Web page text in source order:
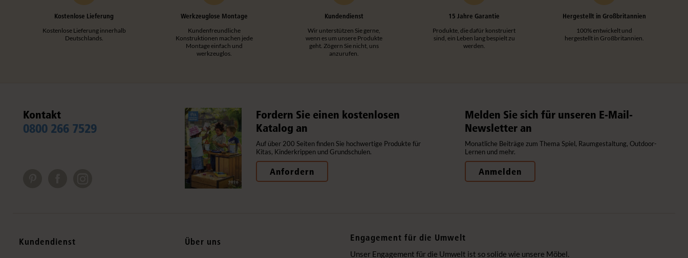
Kostenlose Lieferung
Kostenlose Lieferung innerhalb
Deutschlands.
Werkzeuglose Montage
Kundenfreundliche
Konstruktionen machen jede
Montage einfach und
werkzeuglos.
Kundendienst
Wir unterstützen Sie gerne,
wenn es um unsere Produkte
geht. Zögern Sie nicht, uns
anzurufen.
15 Jahre Garantie
Produkte, die dafür konstruiert
sind, ein Leben lang bespielt zu
werden.
Hergestellt in Großbritannien
100% entwickelt und
hergestellt in Großbritannien.
Kontakt
0800 266 7529
Fordern Sie einen kostenlosen
Katalog an
Auf über 200 Seiten finden Sie hochwertige Produkte für
Kitas, Kinderkrippen und Grundschulen.
Anfordern
Melden Sie sich für unseren E-Mail-
Newsletter an
Monatliche Beiträge zum Thema Spiel, Raumgestaltung, Outdoor-
Lernen und mehr.
Anmelden
Kundendienst Über uns Engagement für die Umwelt
Unser Engagement für die Umwelt ist so solide wie unsere Möbel.